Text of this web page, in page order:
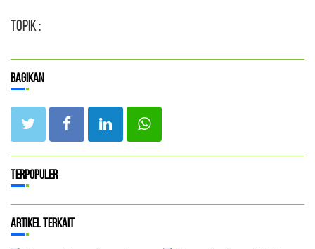
Topik :
Bagikan
Terpopuler
Artikel Terkait